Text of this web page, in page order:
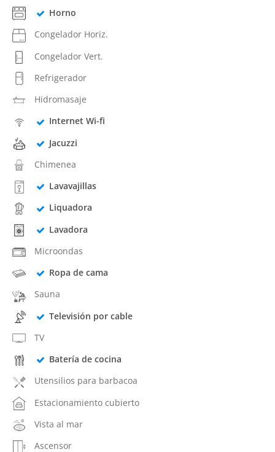
Horno
Congelador Horiz.
Congelador Vert.
Refrigerador
Hidromasaje
Internet Wi-fi
Jacuzzi
Chimenea
Lavavajillas
Liquadora
Lavadora
Microondas
Ropa de cama
Sauna
Televisión por cable
TV
Batería de cocina
Utensilios para barbacoa
Estacionamiento cubierto
Vista al mar
Ascensor